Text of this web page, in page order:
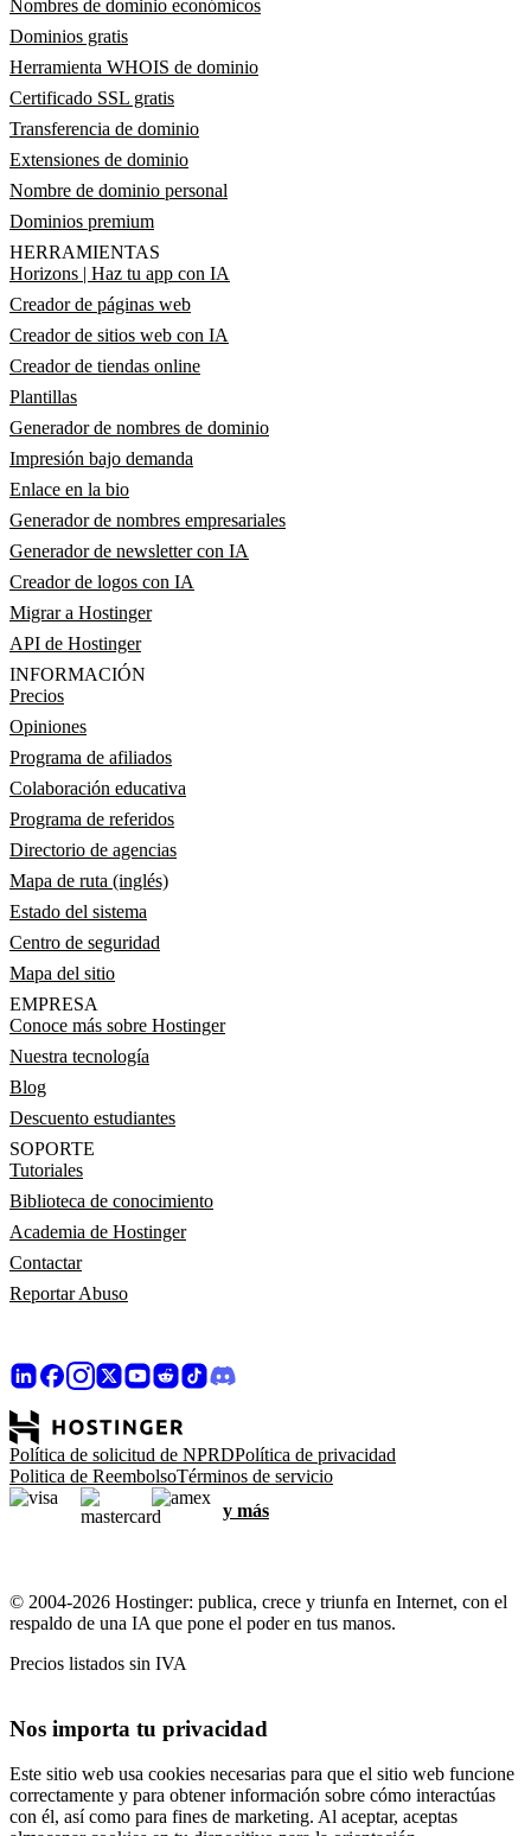
Nombres de dominio económicos
Dominios gratis
Herramienta WHOIS de dominio
Certificado SSL gratis
Transferencia de dominio
Extensiones de dominio
Nombre de dominio personal
Dominios premium
HERRAMIENTAS
Horizons | Haz tu app con IA
Creador de páginas web
Creador de sitios web con IA
Creador de tiendas online
Plantillas
Generador de nombres de dominio
Impresión bajo demanda
Enlace en la bio
Generador de nombres empresariales
Generador de newsletter con IA
Creador de logos con IA
Migrar a Hostinger
API de Hostinger
INFORMACIÓN
Precios
Opiniones
Programa de afiliados
Colaboración educativa
Programa de referidos
Directorio de agencias
Mapa de ruta (inglés)
Estado del sistema
Centro de seguridad
Mapa del sitio
EMPRESA
Conoce más sobre Hostinger
Nuestra tecnología
Blog
Descuento estudiantes
SOPORTE
Tutoriales
Biblioteca de conocimiento
Academia de Hostinger
Contactar
Reportar Abuso
Política de solicitud de NPRDPolítica de privacidad
Politica de ReembolsoTérminos de servicio
y más
© 2004-2026 Hostinger: publica, crece y triunfa en Internet, con el
respaldo de una IA que pone el poder en tus manos.
Precios listados sin IVA
Nos importa tu privacidad
Este sitio web usa cookies necesarias para que el sitio web funcione
correctamente y para obtener información sobre cómo interactúas
con él, así como para fines de marketing. Al aceptar, aceptas